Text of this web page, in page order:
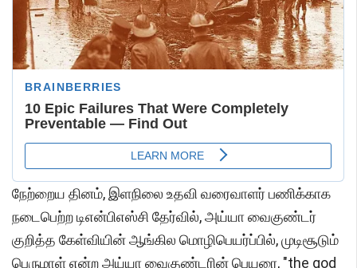
நேற்றைய தினம், இளநிலை உதவி வரைவாளர் பணிக்காக
நடைபெற்ற டிஎன்பிஎஸ்சி தேர்வில், அய்யா வைகுண்டர்
குறித்த கேள்வியின் ஆங்கில மொழிபெயர்ப்பில், முடிசூடும்
பெருமாள் என்ற அய்யா வைகுண்டரின் பெயரை, "the god